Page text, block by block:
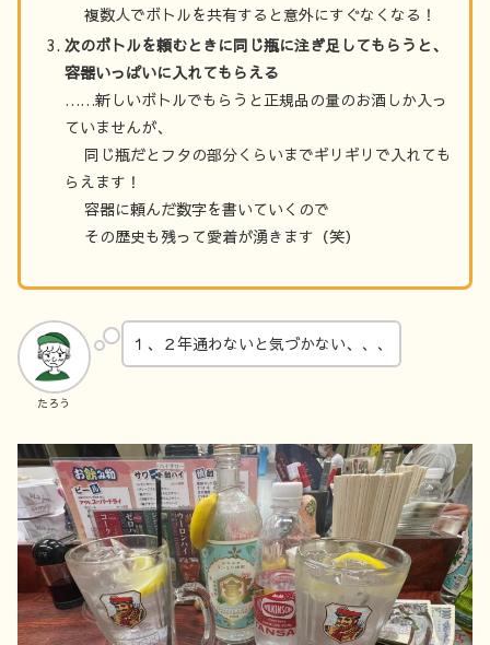
複数人でボトルを共有すると意外にすぐなくなる！
次のボトルを頼むときに同じ瓶に注ぎ足してもらうと、
容器いっぱいに入れてもらえる
……新しいボトルでもらうと正規品の量のお酒しか入っ
ていませんが、
同じ瓶だとフタの部分くらいまでギリギリで入れても
らえます！
容器に頼んだ数字を書いていくので
その歴史も残って愛着が湧きます（笑）
たろう
１、２年通わないと気づかない、、、